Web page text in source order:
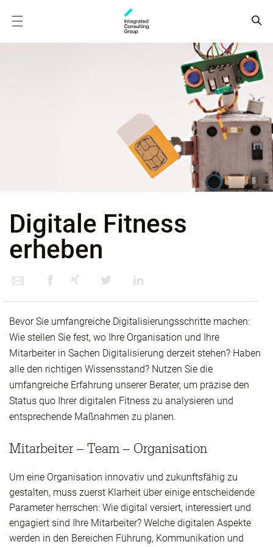
Digitale Fitness
erheben
Bevor Sie umfangreiche Digitalisierungsschritte machen:
Wie stellen Sie fest, wo Ihre Organisation und Ihre
Mitarbeiter in Sachen Digitalisierung derzeit stehen? Haben
alle den richtigen Wissensstand? Nutzen Sie die
umfangreiche Erfahrung unserer Berater, um präzise den
Status quo Ihrer digitalen Fitness zu analysieren und
entsprechende Maßnahmen zu planen.
Mitarbeiter – Team – Organisation
Um eine Organisation innovativ und zukunftsfähig zu
gestalten, muss zuerst Klarheit über einige entscheidende
Parameter herrschen: Wie digital versiert, interessiert und
engagiert sind Ihre Mitarbeiter? Welche digitalen Aspekte
werden in den Bereichen Führung, Kommunikation und